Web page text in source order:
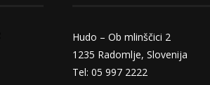
Hudo – Ob mlinščici 2
1235 Radomlje, Slovenija
Tel: 05 997 2222